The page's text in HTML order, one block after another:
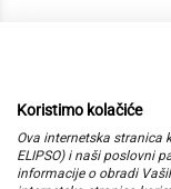
kategorije
Koristimo kolačiće
Ova internetska stranica
ELIPSO) i naši poslovni
informacije o obradi